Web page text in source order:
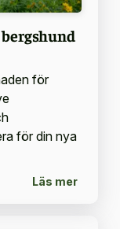
för
för din nya
Läs mer